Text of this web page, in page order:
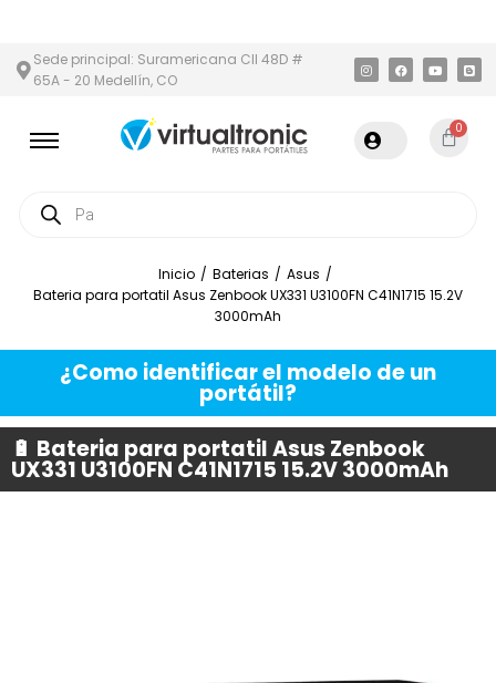
Sede principal: Suramericana Cll 48D #
65A - 20 Medellín, CO
0
Inicio / Baterias / Asus /
Bateria para portatil Asus Zenbook UX331 U3100FN C41N1715 15.2V
3000mAh
¿Como identificar el modelo de un
portátil?
🔋 Bateria para portatil Asus Zenbook
UX331 U3100FN C41N1715 15.2V 3000mAh